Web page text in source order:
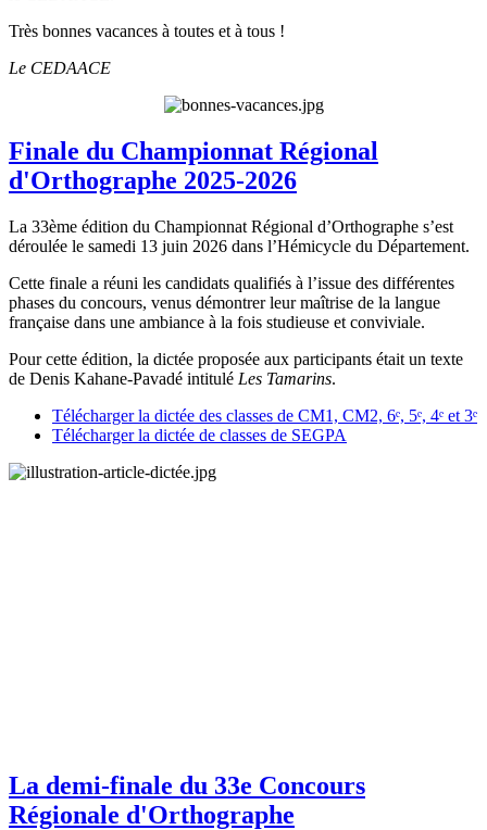
Très bonnes vacances à toutes et à tous !
Le CEDAACE
Finale du Championnat Régional
d'Orthographe 2025-2026
La 33ème édition du Championnat Régional d’Orthographe s’est
déroulée le samedi 13 juin 2026 dans l’Hémicycle du Département.
Cette finale a réuni les candidats qualifiés à l’issue des différentes
phases du concours, venus démontrer leur maîtrise de la langue
française dans une ambiance à la fois studieuse et conviviale.
Pour cette édition, la dictée proposée aux participants était un texte
de Denis Kahane-Pavadé intitulé Les Tamarins.
Télécharger la dictée des classes de CM1, CM2, 6ᵉ, 5ᵉ, 4ᵉ et 3ᵉ
Télécharger la dictée de classes de SEGPA
La demi-finale du 33e Concours
Régionale d'Orthographe